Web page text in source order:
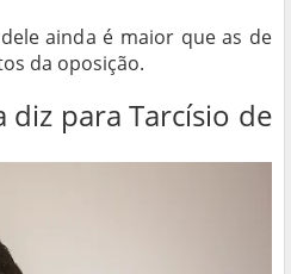
ainda é maior que as de
da oposição.
diz para Tarcísio de